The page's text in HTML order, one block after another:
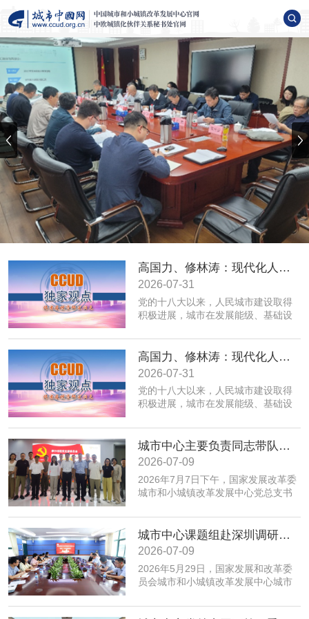
高国力、修林涛：现代化人民城市高质量发展的战略框架与政策体系
2026-07-31
党的十八大以来，人民城市建设取得
积极进展，城市在发展能级、基础设
治理、历史文化保护等方面取得积极
成效；同时，也面临着转变发展方
式、培育发展动能、提升功能品质、
加强生态环境保护、赓续历史文脉、
推动精细治理、增强城市韧性等转型
发展任务。为实现以上目标，必须紧
城市、安全可靠的韧性城市、崇德向
善的文明城市、便捷高效的智慧城市
等重点任务，优化以构建新体系、培
育新动能、服务全年龄、保障全要素
为重点的政策体系，走出一条具有中
高国力、修林涛：现代化人民城市高质量发展的战略框架与政策体系
2026-07-31
党的十八大以来，人民城市建设取得
积极进展，城市在发展能级、基础设
治理、历史文化保护等方面取得积极
成效；同时，也面临着转变发展方
式、培育发展动能、提升功能品质、
加强生态环境保护、赓续历史文脉、
推动精细治理、增强城市韧性等转型
发展任务。为实现以上目标，必须紧
城市、安全可靠的韧性城市、崇德向
善的文明城市、便捷高效的智慧城市
等重点任务，优化以构建新体系、培
育新动能、服务全年龄、保障全要素
为重点的政策体系，走出一条具有中
城市中心主要负责同志带队赴摩尔线程“夸娥”北京智算中心专题调研
2026-07-09
2026年7月7日下午，国家发展改革委
城市和小城镇改革发展中心党总支书
娥”北京智算中心开展专题调研。
城市中心课题组赴深圳调研全国人才大数据平台福田区学生学习力项目应用情况
2026-07-09
​2026年5月29日，国家发展和改革委
员会城市和小城镇改革发展中心城市
国人才大数据平台在基础教育学生学